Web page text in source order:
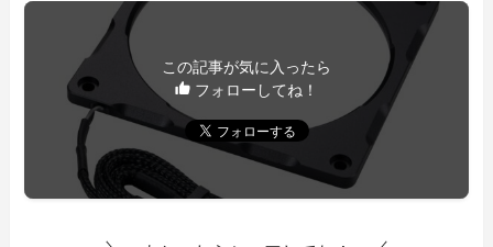
この記事が気に入ったら
フォローしてね！